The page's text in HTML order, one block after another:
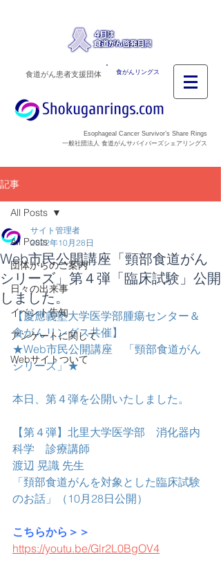
食がんリングス
食道がん患者支援団体
Esophageal Cancer Survivor’s Share Rings
一般社団法人 食道がんサバイバーズシェアリングス
記事
All Posts
団体からのご案内
日々の出来事
イベント告知
アンケートに関して
Webサイトついて
All Posts
Web市民公開講座「頸部食道がん
シリーズ」第４弾「臨床試験」公開
しました。
サイト管理者
2022年10月28日
【慶應義塾大学医学部腫瘍センター＆
食がんリングス共催】
★Web市民公開講座　「頸部食道がん
シリーズ」★
本日、第４弾を公開いたしました。
【第４弾】北里大学医学部　消化器内
科学　診療講師
渡辺 晃識 先生
「頚部食道がんを対象とした臨床試験
のお話」（10月28日公開）
こちらから＞＞
https://youtu.be/Glr2L0BgOV4